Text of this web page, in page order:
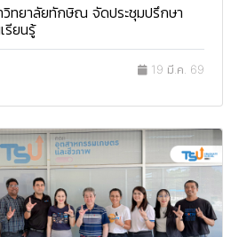
ทยาลัยทักษิณ จัดประชุมปรึกษา
รียนรู้
19 มี.ค. 69